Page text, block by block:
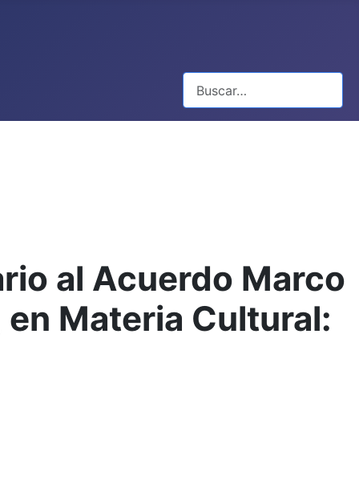
al Acuerdo Marco
Materia Cultural: